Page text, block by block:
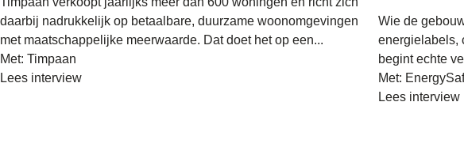
daarbij nadrukkelijk op betaalbare, duurzame woonomgevingen
met maatschappelijke meerwaarde. Dat doet het op een...
Met: Timpaan
Lees interview
Wie de
energielabels,
begint echte
Met:
Lees interview